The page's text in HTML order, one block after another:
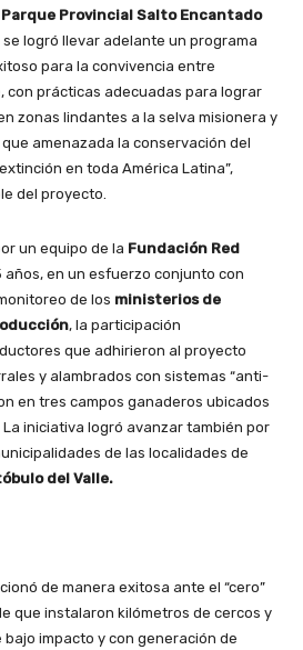
Parque Provincial Salto Encantado
logró llevar adelante un programa
para la convivencia entre
con prácticas adecuadas para lograr
zonas lindantes a la selva misionera y
amenazada la conservación del
en toda América Latina”,
del proyecto.
un equipo de la Fundación Red
años, en un esfuerzo conjunto con
de los ministerios de
, la participación
que adhirieron al proyecto
y alambrados con sistemas “anti-
en tres campos ganaderos ubicados
iniciativa logró avanzar también por
de las localidades de
del Valle.
de manera exitosa ante el “cero”
que instalaron kilómetros de cercos y
impacto y con generación de